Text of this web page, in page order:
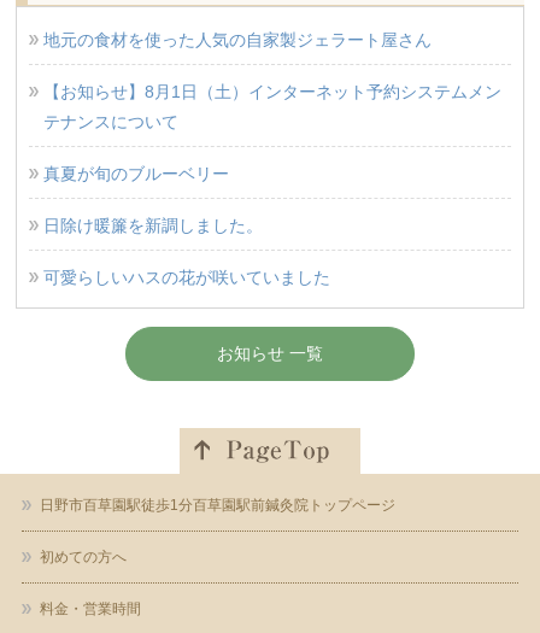
地元の食材を使った人気の自家製ジェラート屋さん
【お知らせ】8月1日（土）インターネット予約システムメン
テナンスについて
真夏が旬のブルーベリー
日除け暖簾を新調しました。
可愛らしいハスの花が咲いていました
お知らせ 一覧
日野市百草園駅徒歩1分百草園駅前鍼灸院トップページ
初めての方へ
料金・営業時間